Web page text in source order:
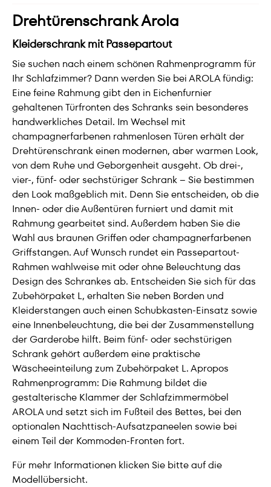
Drehtürenschrank Arola
Kleiderschrank mit Passepartout
Sie suchen nach einem schönen Rahmenprogramm für
Ihr Schlafzimmer? Dann werden Sie bei AROLA fündig:
Eine feine Rahmung gibt den in Eichenfurnier
gehaltenen Türfronten des Schranks sein besonderes
handwerkliches Detail. Im Wechsel mit
champagnerfarbenen rahmenlosen Türen erhält der
Drehtürenschrank einen modernen, aber warmen Look,
von dem Ruhe und Geborgenheit ausgeht. Ob drei-,
vier-, fünf- oder sechstüriger Schrank – Sie bestimmen
den Look maßgeblich mit. Denn Sie entscheiden, ob die
Innen- oder die Außentüren furniert und damit mit
Rahmung gearbeitet sind. Außerdem haben Sie die
Wahl aus braunen Griffen oder champagnerfarbenen
Griffstangen. Auf Wunsch rundet ein Passepartout-
Rahmen wahlweise mit oder ohne Beleuchtung das
Design des Schrankes ab. Entscheiden Sie sich für das
Zubehörpaket L, erhalten Sie neben Borden und
Kleiderstangen auch einen Schubkasten-Einsatz sowie
eine Innenbeleuchtung, die bei der Zusammenstellung
der Garderobe hilft. Beim fünf- oder sechstürigen
Schrank gehört außerdem eine praktische
Wäscheeinteilung zum Zubehörpaket L. Apropos
Rahmenprogramm: Die Rahmung bildet die
gestalterische Klammer der Schlafzimmermöbel
AROLA und setzt sich im Fußteil des Bettes, bei den
optionalen Nachttisch-Aufsatzpaneelen sowie bei
einem Teil der Kommoden-Fronten fort.
Für mehr Informationen klicken Sie bitte auf die
Modellübersicht.